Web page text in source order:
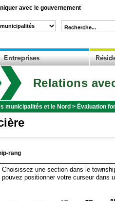
avec le gouvernement
Recherche...
Relations
municipalités et le Nord > Évaluation
rang
Choisissez une section dans le
pouvez positionner votre curseur dans